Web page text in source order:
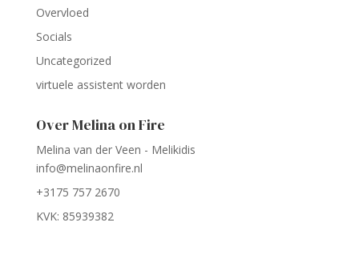
Overvloed
Socials
Uncategorized
virtuele assistent worden
Over Melina on Fire
Melina van der Veen - Melikidis
info@melinaonfire.nl
+3175 757 2670
KVK: 85939382